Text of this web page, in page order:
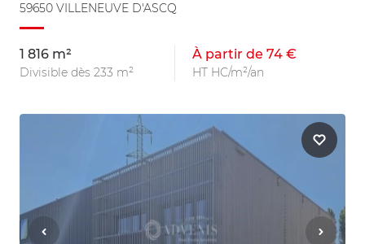
59650 VILLENEUVE D'ASCQ
1 816 m²
Divisible dès 233 m²
À partir de 74 €
HT HC/m²/an